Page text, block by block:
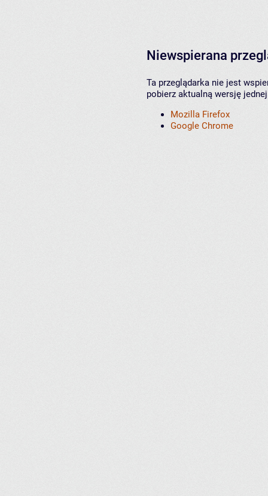
Niewspierana
Ta przeglądarka nie jest
pobierz aktualną wersję
Mozilla Firefox
Google Chrome